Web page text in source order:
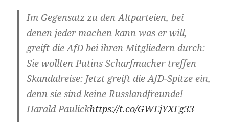
Im Gegensatz zu den Altparteien, bei
denen jeder machen kann was er will,
greift die AfD bei ihren Mitgliedern durch:
Sie wollten Putins Scharfmacher treffen
Skandalreise: Jetzt greift die AfD-Spitze ein,
denn sie sind keine Russlandfreunde!
Harald Paulickhttps://t.co/GWEjYXFg33